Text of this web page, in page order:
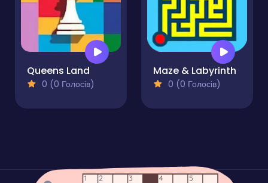
Queens Land
0 (0 Голосів)
Maze & Labyrinth
0 (0 Голосів)